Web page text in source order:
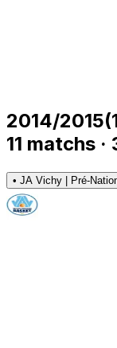
2014/2015(
11 matchs ·
• JA Vichy | Pré-